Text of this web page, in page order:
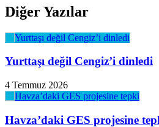
Şelalesi
için
ayaklandı.."
Diğer Yazılar
Yurttaşı değil Cengiz’i dinledi
4 Temmuz 2026
Havza’daki GES projesine